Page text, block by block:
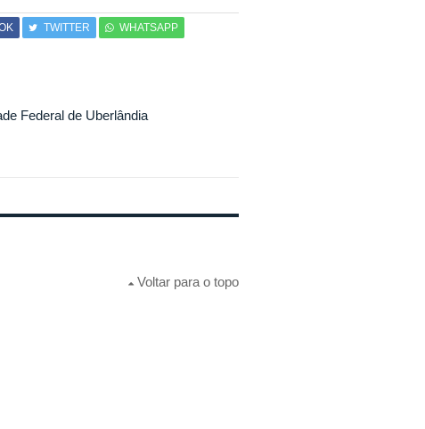
TWITTER WHATSAPP
Federal de Uberlândia
Voltar para o topo